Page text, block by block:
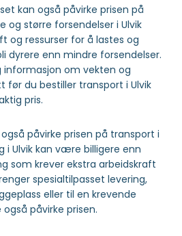
kan også påvirke prisen på
og større forsendelser i Ulvik
og ressurser for å lastes og
dyrere enn mindre forsendelser.
informasjon om vekten og
du bestiller transport i Ulvik
pris.
påvirke prisen på transport i
i Ulvik kan være billigere enn
som krever ekstra arbeidskraft
spesialtilpasset levering,
eller til en krevende
påvirke prisen.